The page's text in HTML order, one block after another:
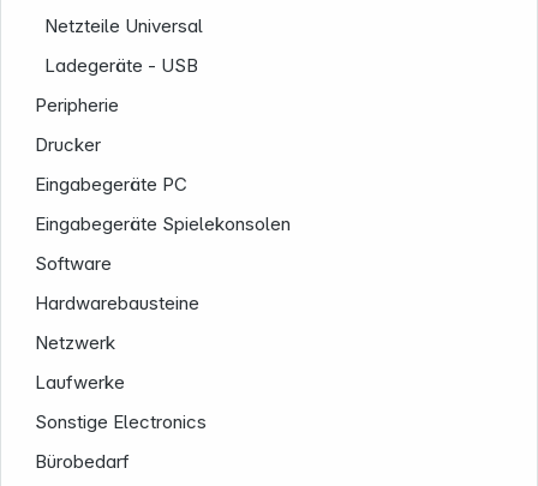
Netzteile Universal
Ladegeräte - USB
Peripherie
Drucker
Eingabegeräte PC
Eingabegeräte Spielekonsolen
Software
Hardwarebausteine
Netzwerk
Laufwerke
Sonstige Electronics
Bürobedarf
Informationen